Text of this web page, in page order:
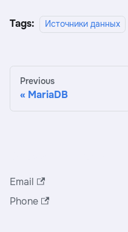
Tags: Источники данных
Previous
MariaDB
Email
Phone